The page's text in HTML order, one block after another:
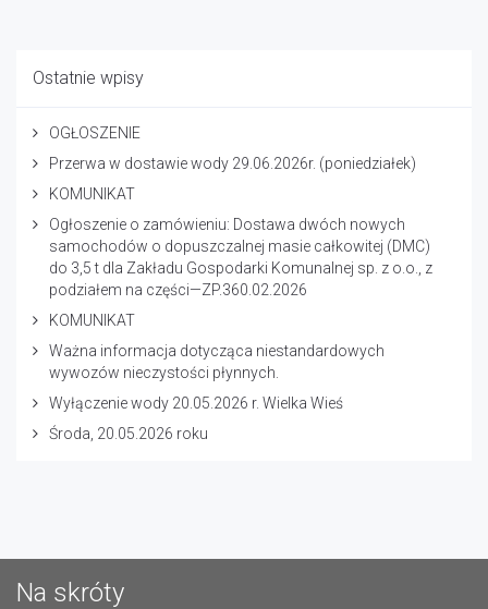
Ostatnie wpisy
OGŁOSZENIE
Przerwa w dostawie wody 29.06.2026r. (poniedziałek)
KOMUNIKAT
Ogłoszenie o zamówieniu: Dostawa dwóch nowych
samochodów o dopuszczalnej masie całkowitej (DMC)
do 3,5 t dla Zakładu Gospodarki Komunalnej sp. z o.o., z
podziałem na części—ZP.360.02.2026
KOMUNIKAT
Ważna informacja dotycząca niestandardowych
wywozów nieczystości płynnych.
Wyłączenie wody 20.05.2026 r. Wielka Wieś
Środa, 20.05.2026 roku
Na skróty